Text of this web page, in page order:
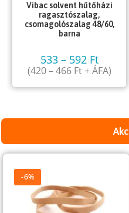
Vibac solvent hűtőházi
ragasztószalag,
csomagolószalag 48/60,
barna
533 – 592 Ft
(420–466 Ft+ ÁFA)
-6%